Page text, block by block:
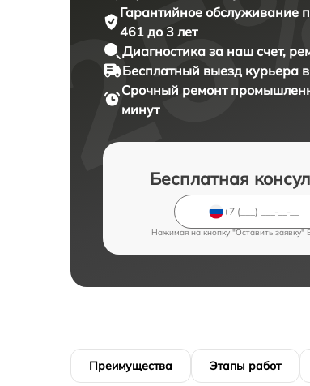
Гарантийное обслуживание
461 до 3 лет
Диагностика за наш счет,
Бесплатный выезд курьера
Срочный ремонт
минут
Бесплатная
Нажимая на кнопку "Оставить заявку"
Преимущества Этапы работ